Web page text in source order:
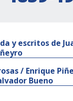
y escritos de
/ Enrique
Bueno